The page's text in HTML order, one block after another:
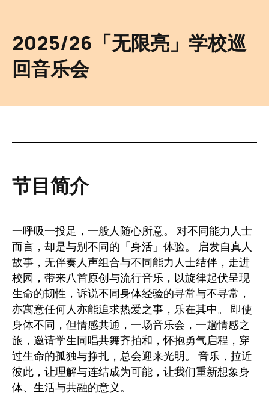
2025/26「无限亮」学校巡
回音乐会
节目简介
一呼吸一投足，一般人随心所意。 对不同能力人士
而言，却是与别不同的「身活」体验。 启发自真人
故事，无伴奏人声组合与不同能力人士结伴，走进
校园，带来八首原创与流行音乐，以旋律起伏呈现
生命的韧性，诉说不同身体经验的寻常与不寻常，
亦寓意任何人亦能追求热爱之事，乐在其中。 即使
身体不同，但情感共通，一场音乐会，一趟情感之
旅，邀请学生同唱共舞齐拍和，怀抱勇气启程，穿
过生命的孤独与挣扎，总会迎来光明。 音乐，拉近
彼此，让理解与连结成为可能，让我们重新想象身
体、生活与共融的意义。